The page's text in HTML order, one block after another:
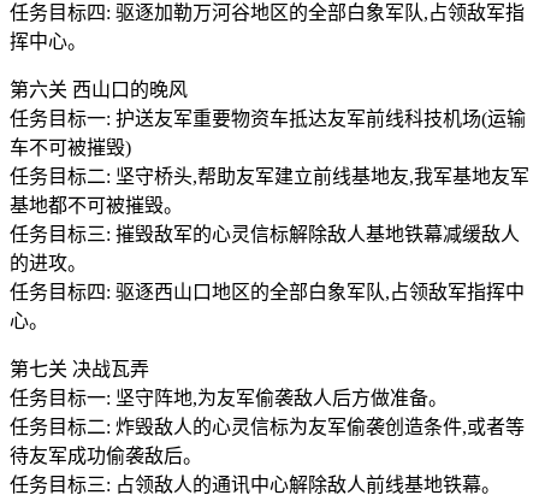
任务目标四: 驱逐加勒万河谷地区的全部白象军队,占领敌军指
挥中心。
第六关 西山口的晚风
任务目标一: 护送友军重要物资车抵达友军前线科技机场(运输
车不可被摧毁)
任务目标二: 坚守桥头,帮助友军建立前线基地友,我军基地友军
基地都不可被摧毁。
任务目标三: 摧毁敌军的心灵信标解除敌人基地铁幕减缓敌人
的进攻。
任务目标四: 驱逐西山口地区的全部白象军队,占领敌军指挥中
心。
第七关 决战瓦弄
任务目标一: 坚守阵地,为友军偷袭敌人后方做准备。
任务目标二: 炸毁敌人的心灵信标为友军偷袭创造条件,或者等
待友军成功偷袭敌后。
任务目标三: 占领敌人的通讯中心解除敌人前线基地铁幕。